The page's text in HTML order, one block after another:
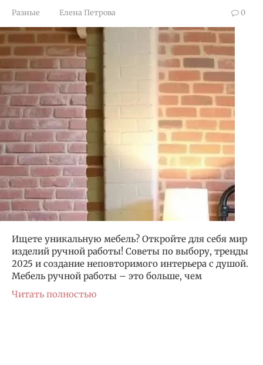
Разные Елена Петрова 0
Ищете уникальную мебель? Откройте для себя мир
изделий ручной работы! Советы по выбору, тренды
2025 и создание неповторимого интерьера с душой.
Мебель ручной работы – это больше, чем
Читать полностью